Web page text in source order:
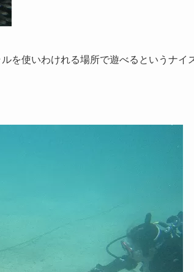
を使いわけれる場所で遊べるというナイ